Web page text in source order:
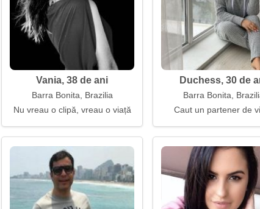
Vania, 38 de ani
Barra Bonita, Brazilia
Nu vreau o clipă, vreau o viață
Duchess, 30 de
Barra Bonita,
Caut un partener de